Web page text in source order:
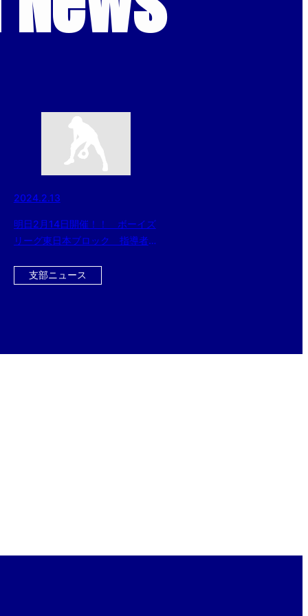
2024.2.13
明日2月14日開催！！ ボーイズ
リーグ東日本ブロック 指導者＆
支部ニュース